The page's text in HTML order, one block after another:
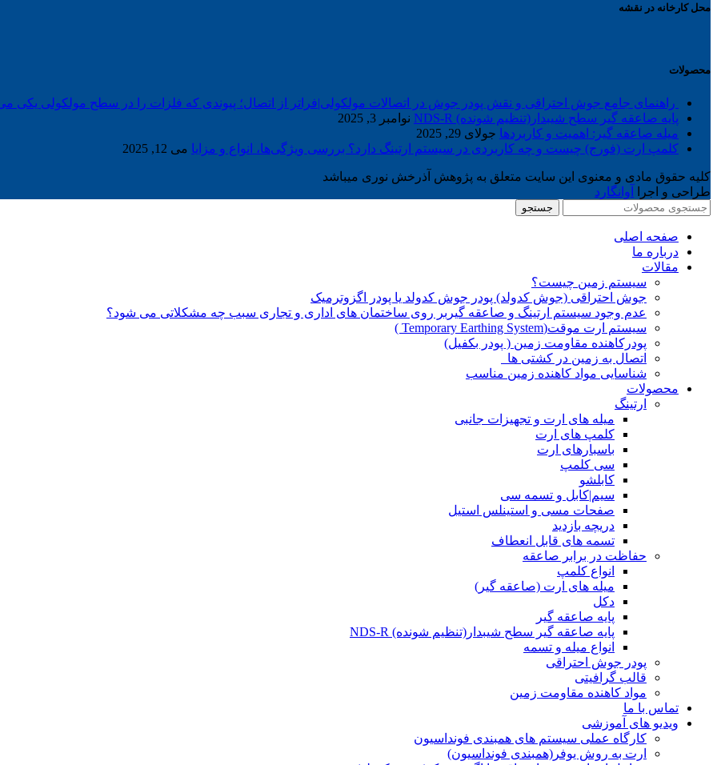
محل کارخانه در نقشه
محصولات
راهنمای جامع جوش احتراقی و نقش پودر جوش در اتصالات مولکولی|فراتر از اتصال؛ پیوندی که فلزات را در سطح مولکولی یکی
پایه صاعقه گیر سطح شیبدار(تنظیم شونده) NDS-R
نوامبر 3, 2025
میله صاعقه گیر: اهمیت و کاربردها جولای 29, 2025
کلمپ ارت (فورج) چیست و چه کاربردی در سیستم ارتینگ دارد؟ بررسی ویژگی‌ها، انواع و مزایا می 12, 2025
کلیه حقوق مادی و معنوی این سایت متعلق به پژوهش آذرخش نوری میباشد
طراحی و اجرا
آوانگارد
جستجو
صفحه اصلی
درباره ما
مقالات
سیستم زمین چیست؟
جوش احتراقی (جوش کدولد) پودر جوش کدولد یا پودر اگزوترمیک
عدم وجود سیستم ارتینگ و صاعقه گیربر روی ساختمان های اداری و تجاری سبب چه مشکلاتی می شود؟
سیستم ارت موقت(Temporary Earthing System )
پودرکاهنده مقاومت زمین ( پودر بکفیل)
اتصال به زمین در کشتی ها
شناسایی مواد کاهنده زمین مناسب
محصولات
ارتینگ
میله های ارت و تجهیزات جانبی
کلمپ های ارت
باسبارهای ارت
سی کلمپ
کابلشو
سیم|کابل و تسمه سی
صفحات مسی و استینلس استیل
دریچه بازدید
تسمه های قابل انعطاف
حفاظت در برابر صاعقه
انواع کلمپ
میله های ارت (صاعقه گیر)
دکل
پایه صاعقه گیر
پایه صاعقه گیر سطح شیبدار(تنظیم شونده) NDS-R
انواع میله و تسمه
پودر جوش احتراقی
قالب گرافیتی
مواد کاهنده مقاومت زمین
تماس با ما
ویدیو های آموزشی
کارگاه عملی سیستم های همبندی فونداسیون
ارت به روش یوفر(همبندی فونداسیون)